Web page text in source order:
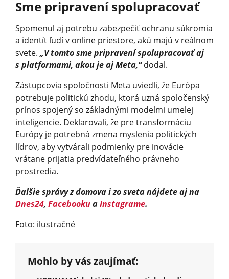
Sme pripravení spolupracovať
Spomenul aj potrebu zabezpečiť ochranu súkromia
a identít ľudí v online priestore, akú majú v reálnom
svete. „V tomto sme pripravení spolupracovať aj
s platformami, akou je aj Meta,“dodal.
Zástupcovia spoločnosti Meta uviedli, že Európa
potrebuje politickú zhodu, ktorá uzná spoločenský
prínos spojený so základnými modelmi umelej
inteligencie. Deklarovali, že pre transformáciu
Európy je potrebná zmena myslenia politických
lídrov, aby vytvárali podmienky pre inovácie
vrátane prijatia predvídateľného právneho
prostredia.
Ďalšie správy z domova i zo sveta nájdete aj na
Dnes24, FacebookuaInstagrame.
Foto: ilustračné
Mohlo by vás zaujímať: